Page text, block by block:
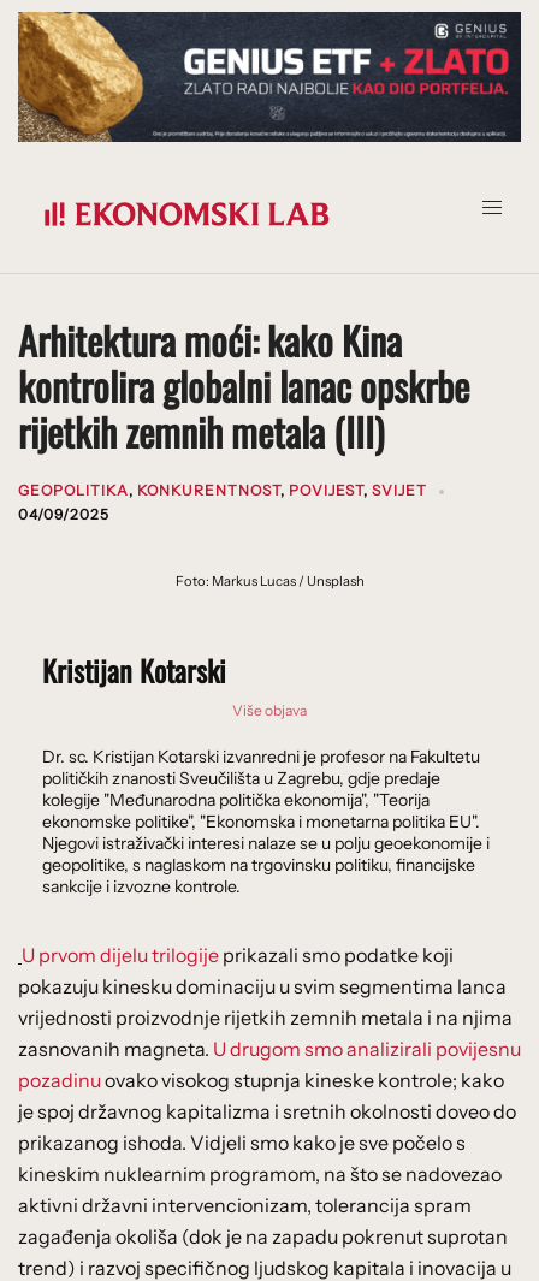
Prijeđi
na
sadržaj
Arhitektura moći: kako Kina
kontrolira globalni lanac opskrbe
rijetkih zemnih metala (III)
GEOPOLITIKA, KONKURENTNOST, POVIJEST, SVIJET
04/09/2025
Foto: Markus Lucas / Unsplash
Kristijan Kotarski
Više objava
Dr. sc. Kristijan Kotarski izvanredni je profesor na Fakultetu
političkih znanosti Sveučilišta u Zagrebu, gdje predaje
kolegije "Međunarodna politička ekonomija", "Teorija
ekonomske politike", "Ekonomska i monetarna politika EU".
Njegovi istraživački interesi nalaze se u polju geoekonomije i
geopolitike, s naglaskom na trgovinsku politiku, financijske
sankcije i izvozne kontrole.
U prvom dijelu trilogije prikazali smo podatke koji
pokazuju kinesku dominaciju u svim segmentima lanca
vrijednosti proizvodnje rijetkih zemnih metala i na njima
zasnovanih magneta. U drugom smo analizirali povijesnu
pozadinuovako visokog stupnja kineske kontrole; kako
je spoj državnog kapitalizma i sretnih okolnosti doveo do
prikazanog ishoda. Vidjeli smo kako je sve počelo s
kineskim nuklearnim programom, na što se nadovezao
aktivni državni intervencionizam, tolerancija spram
zagađenja okoliša (dok je na zapadu pokrenut suprotan
trend) i razvoj specifičnog ljudskog kapitala i inovacija u